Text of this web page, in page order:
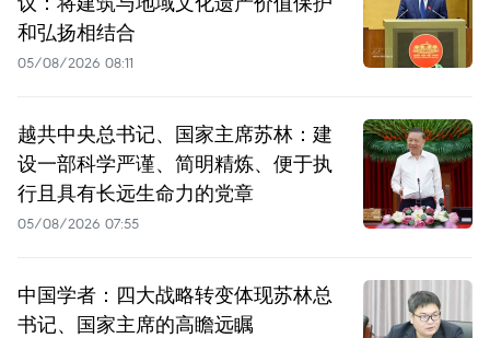
和弘扬相结合
05/08/2026 08:11
越共中央总书记、国家主席苏林：建
设一部科学严谨、简明精炼、便于执
行且具有长远生命力的党章
05/08/2026 07:55
中国学者：四大战略转变体现苏林总
书记、国家主席的高瞻远瞩